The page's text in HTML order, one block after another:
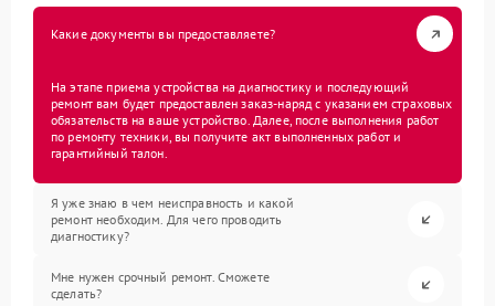
Какие документы вы предоставляете?
На этапе приема устройства на диагностику и последующий
ремонт вам будет предоставлен заказ-наряд с указанием страховых
обязательств на ваше устройство. Далее, после выполнения работ
по ремонту техники, вы получите акт выполненных работ и
гарантийный талон.
Я уже знаю в чем неисправность и какой
ремонт необходим. Для чего проводить
диагностику?
Мне нужен срочный ремонт. Сможете
сделать?